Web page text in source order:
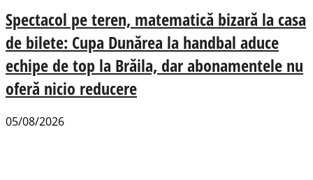
Spectacol pe teren, matematică bizară la casa
de bilete: Cupa Dunărea la handbal aduce
echipe de top la Brăila, dar abonamentele nu
oferă nicio reducere
05/08/2026